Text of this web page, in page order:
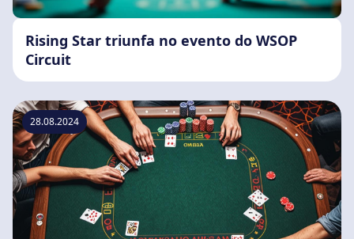
Rising Star triunfa no evento do WSOP
Circuit
28.08.2024